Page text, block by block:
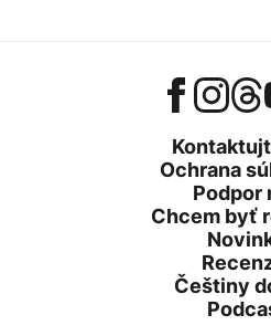
Ochrana
Podpor
Chcem byť
Češtiny